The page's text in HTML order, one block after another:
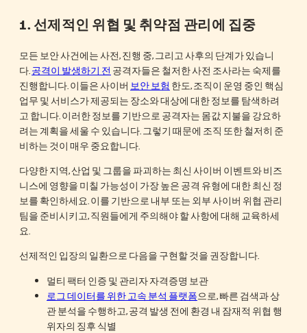
1.선제적인 위협 및 취약점 관리에 집중
모든 보안 사건에는 사전, 진행 중, 그리고 사후의 단계가 있습니
다. 공격이 발생하기 전 공격자들은 철저한 사전 조사라는 숙제를
진행합니다. 이들은 사이버 보안 보험 한도, 조직이 운영 중인 핵심
업무 및 서비스가 제공되는 장소와 대상에 대한 정보를 탐색하려
고 합니다. 이러한 정보를 기반으로 공격자는 몸값 지불을 강요하
려는 계획을 세울 수 있습니다. 그렇기 때문에 조직 또한 철저히 준
비하는 것이 매우 중요합니다.
다양한 지역, 산업 및 그룹을 파괴하는 최신 사이버 이벤트와 비즈
니스에 영향을 미칠 가능성이 가장 높은 공격 유형에 대한 최신 정
보를 확인하세요. 이를 기반으로 내부 또는 외부 사이버 위협 관리
팀을 준비시키고, 직원들에게 주의해야 할 사항에 대해 교육하세
요.
선제적인 입장의 일환으로 다음을 구현할 것을 권장합니다.
멀티 팩터 인증 및 관리자 자격증명 보관
로그 데이터를 위한 고속 분석 플랫폼으로, 빠른 검색과 상
관 분석을 수행하고, 공격 발생 전에 환경 내 잠재적 위협 행
위자의 징후 식별